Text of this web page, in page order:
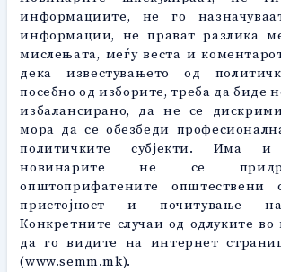
информациите, не го
информации, не прават разлика
мислењата, меѓу веста и
дека известувањето од
посебно од изборите, треба да биде
избалансирано, да не се
мора да се обезбеди
политичките субјекти. Има и
новинарите не се
општоприфатените општествени
пристојност и почитување
Конкретните случаи од одлуките во
да го видите на интернет
(www.semm.mk).